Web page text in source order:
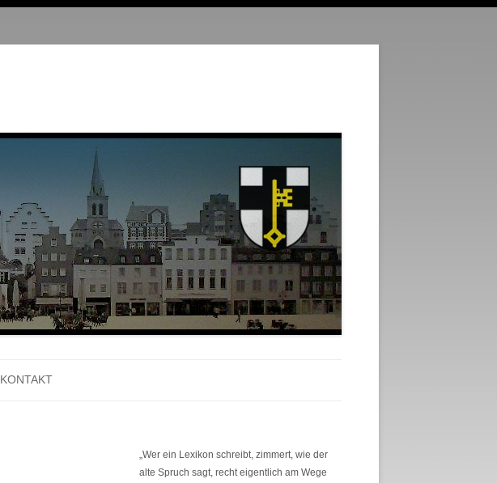
KONTAKT
„Wer ein Lexikon schreibt, zimmert, wie der
alte Spruch sagt, recht eigentlich am Wege